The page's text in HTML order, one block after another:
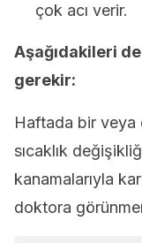
çok acı verir.
Aşağıdakileri
gerekir:
Haftada bir veya
sıcaklık
kanamalarıyla
doktora